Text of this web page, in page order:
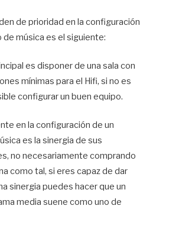
de prioridad en la configuración
de música es el siguiente:
es disponer de una sala con
mínimas para el Hifi, si no es
configurar un buen equipo.
en la configuración de un
es la sinergia de sus
no necesariamente comprando
como tal, si eres capaz de dar
sinergia puedes hacer que un
media suene como uno de